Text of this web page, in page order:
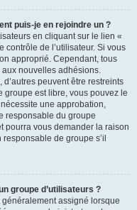
puis-je en rejoindre un ?
en cliquant sur le lien «
contrôle de l’utilisateur. Si vous
approprié. Cependant, tous
aux nouvelles adhésions.
peuvent être restreints
groupe est libre, vous pouvez le
une approbation,
responsable du groupe
pourra vous demander la raison
de groupe s’il
groupe d’utilisateurs ?
généralement assigné lorsque